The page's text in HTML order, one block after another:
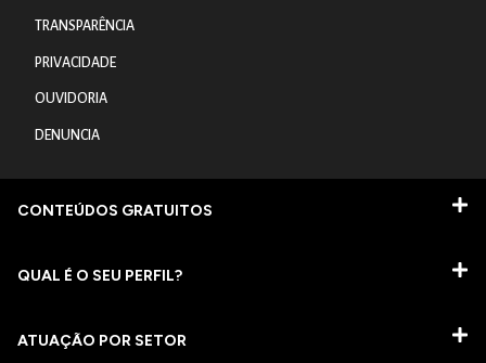
TRANSPARÊNCIA
PRIVACIDADE
OUVIDORIA
DENUNCIA
CONTEÚDOS GRATUITOS
QUAL É O SEU PERFIL?
ATUAÇÃO POR SETOR